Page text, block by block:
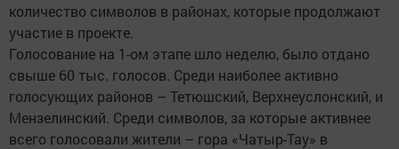
количество символов в районах, которые продолжают
участие в проекте.
Голосование на 1-ом этапе шло неделю, было отдано
свыше 60 тыс. голосов. Среди наиболее активно
голосующих районов – Тетюшский, Верхнеуслонский, и
Мензелинский. Среди символов, за которые активнее
всего голосовали жители – гора «Чатыр-Тау» в